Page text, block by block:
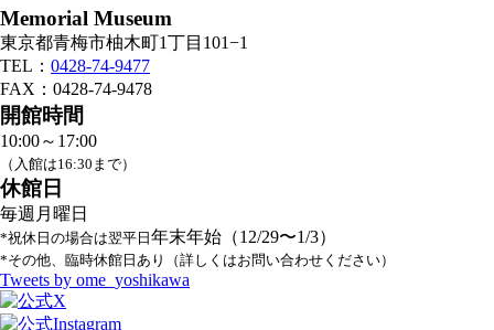
Memorial Museum
東京都青梅市柚木町1丁目101−1
TEL： 0428-74-9477
FAX：0428-74-9478
開館時間
10:00～17:00
（入館は16:30まで）
休館日
毎週月曜日
*祝休日の場合は翌平日 年末年始（12/29〜1/3）
*その他、臨時休館日あり（詳しくはお問い合わせください）
Tweets by ome_yoshikawa